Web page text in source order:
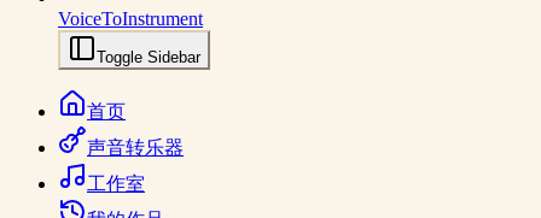
VoiceToInstrument
Toggle Sidebar
首页
声音转乐器
工作室